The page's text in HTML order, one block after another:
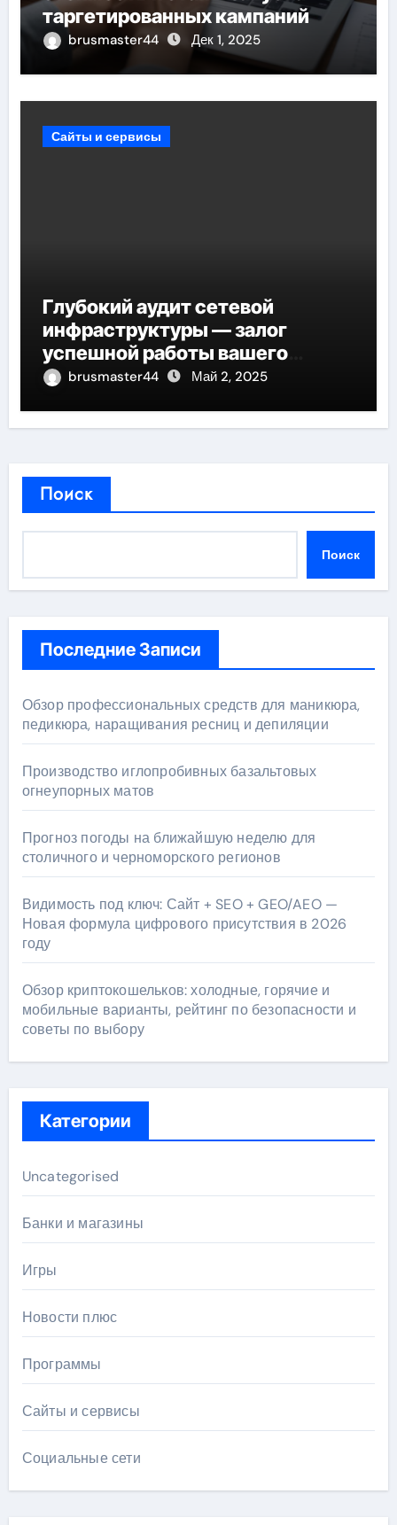
таргетированных кампаний
brusmaster44 Дек 1, 2025
Сайты и сервисы
Глубокий аудит сетевой
инфраструктуры — залог
успешной работы вашего
бизнеса
brusmaster44 Май 2, 2025
Поиск
Поиск
Последние Записи
Обзор профессиональных средств для маникюра,
педикюра, наращивания ресниц и депиляции
Производство иглопробивных базальтовых
огнеупорных матов
Прогноз погоды на ближайшую неделю для
столичного и черноморского регионов
Видимость под ключ: Сайт + SEO + GEO/AEO —
Новая формула цифрового присутствия в 2026
году
Обзор криптокошельков: холодные, горячие и
мобильные варианты, рейтинг по безопасности и
советы по выбору
Категории
Uncategorised
Банки и магазины
Игры
Новости плюс
Программы
Сайты и сервисы
Социальные сети